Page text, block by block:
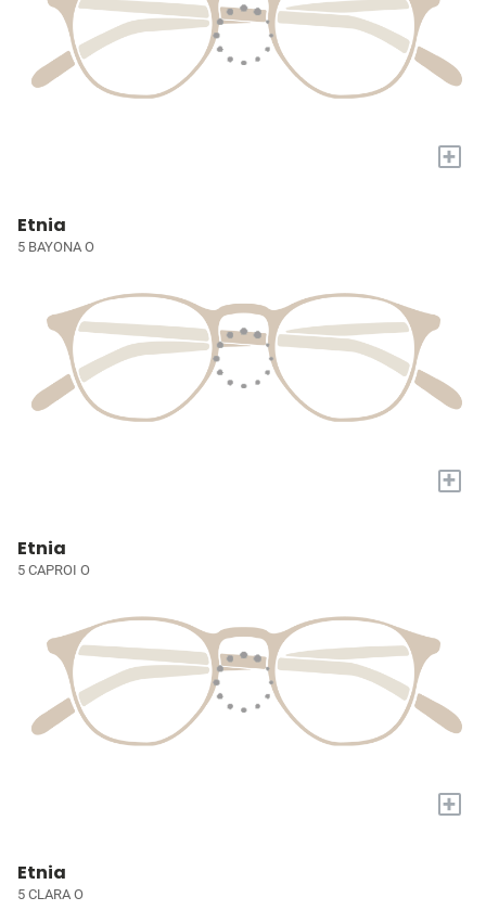
+
Etnia
5 BAYONA O
+
Etnia
5 CAPROI O
+
Etnia
5 CLARA O